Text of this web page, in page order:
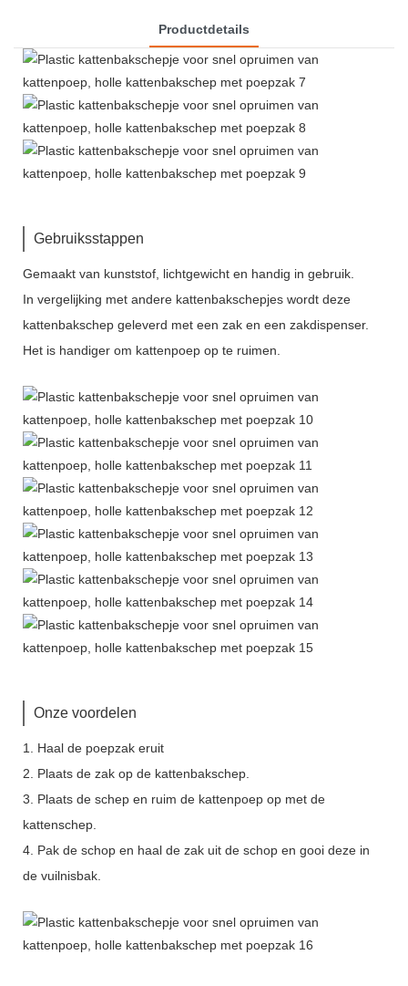
Productdetails
Gebruiksstappen
Gemaakt van kunststof, lichtgewicht en handig in gebruik.
In vergelijking met andere kattenbakschepjes wordt deze
kattenbakschep geleverd met een zak en een zakdispenser.
Het is handiger om kattenpoep op te ruimen.
Onze voordelen
1. Haal de poepzak eruit
2. Plaats de zak op de kattenbakschep.
3. Plaats de schep en ruim de kattenpoep op met de
kattenschep.
4. Pak de schop en haal de zak uit de schop en gooi deze in
de vuilnisbak.